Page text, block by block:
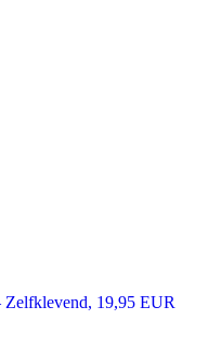
Zelfklevend, 19,95 EUR